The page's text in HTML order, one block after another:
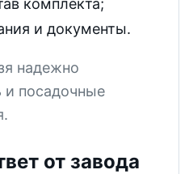
комплекта;
и документы.
надежно
и посадочные
от завода